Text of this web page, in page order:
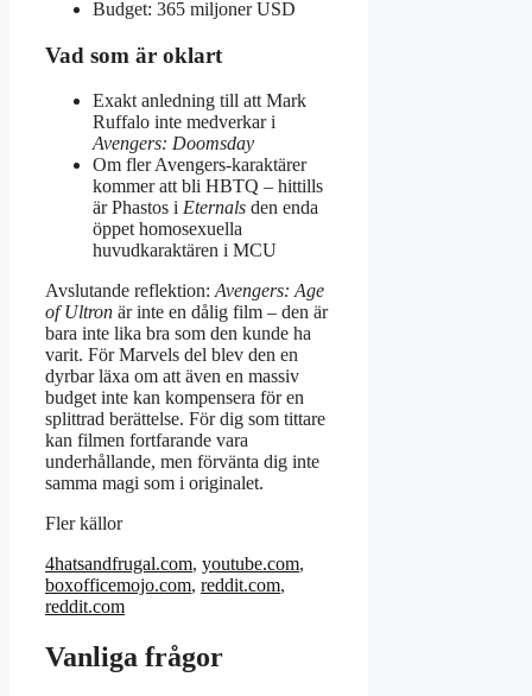
Budget: 365 miljoner USD
Vad som är oklart
Exakt anledning till att Mark
Ruffalo inte medverkar i
Avengers: Doomsday
Om fler Avengers-karaktärer
kommer att bli HBTQ – hittills
är Phastos i Eternals den enda
öppet homosexuella
huvudkaraktären i MCU
Avslutande reflektion: Avengers: Age
of Ultron är inte en dålig film – den är
bara inte lika bra som den kunde ha
varit. För Marvels del blev den en
dyrbar läxa om att även en massiv
budget inte kan kompensera för en
splittrad berättelse. För dig som tittare
kan filmen fortfarande vara
underhållande, men förvänta dig inte
samma magi som i originalet.
Fler källor
4hatsandfrugal.com, youtube.com,
boxofficemojo.com, reddit.com,
reddit.com
Vanliga frågor